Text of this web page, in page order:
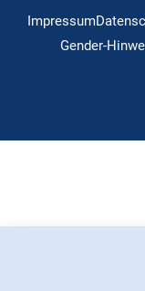
Impressum
Gender-